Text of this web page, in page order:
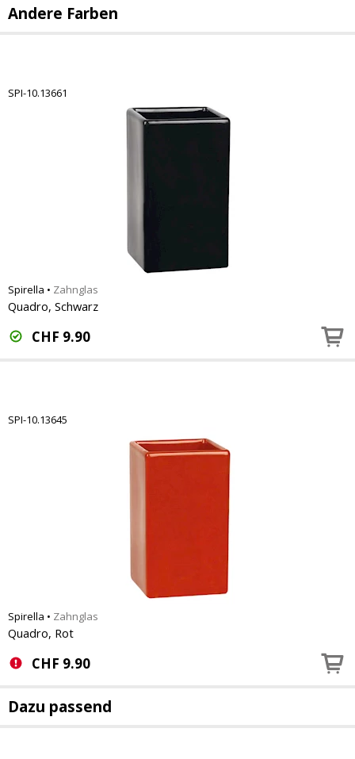
Andere Farben
SPI-10.13661
Spirella • Zahnglas
Quadro, Schwarz
CHF 9.90
SPI-10.13645
Spirella • Zahnglas
Quadro, Rot
CHF 9.90
Dazu passend